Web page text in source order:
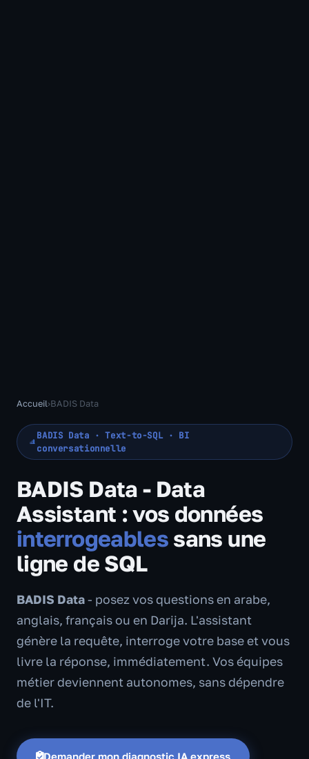
Accueil›BADIS Data
BADIS Data · Text-to-SQL · BI
conversationnelle
BADIS Data - Data
Assistant : vos données
interrogeables sans une
ligne de SQL
BADIS Data- posez vos questions en arabe,
anglais, français ou en Darija. L'assistant
génère la requête, interroge votre base et vous
livre la réponse, immédiatement. Vos équipes
métier deviennent autonomes, sans dépendre
de l'IT.
Demander mon diagnostic IA express